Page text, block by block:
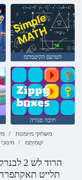
הטושפ הקיטמתמ
תיבה סגורה
משחקי מיומנות
חינוכי יִטָמיֵתָמ
הרוד לש 2
תלייט